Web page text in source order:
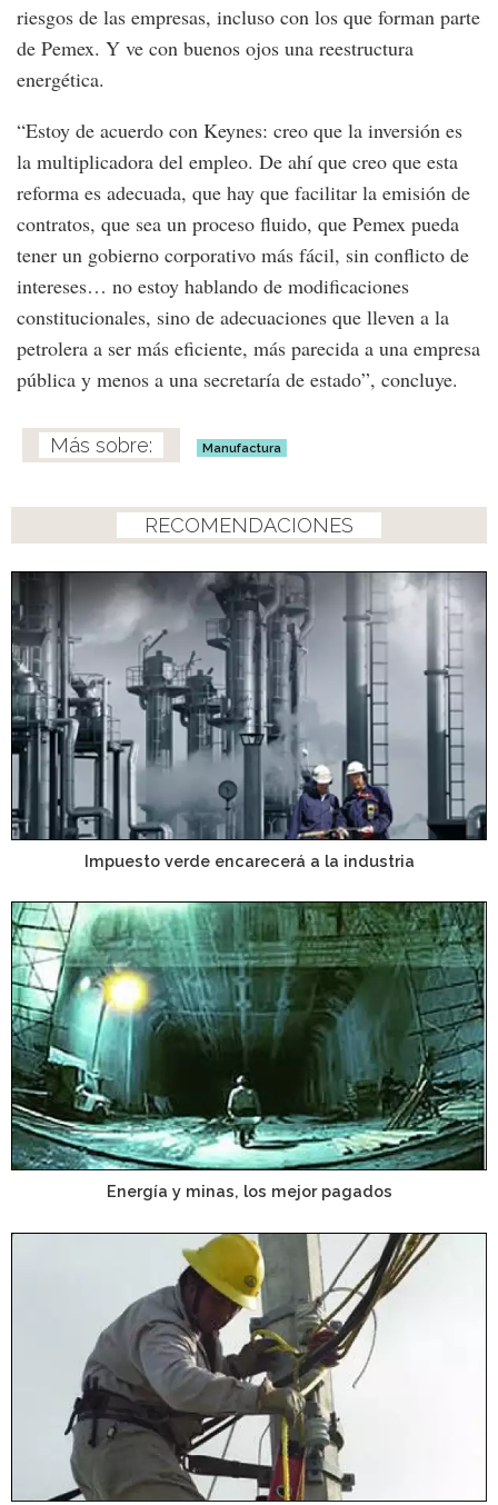
riesgos de las empresas, incluso con los que forman parte
de Pemex. Y ve con buenos ojos una reestructura
energética.
“Estoy de acuerdo con Keynes: creo que la inversión es
la multiplicadora del empleo. De ahí que creo que esta
reforma es adecuada, que hay que facilitar la emisión de
contratos, que sea un proceso fluido, que Pemex pueda
tener un gobierno corporativo más fácil, sin conflicto de
intereses… no estoy hablando de modificaciones
constitucionales, sino de adecuaciones que lleven a la
petrolera a ser más eficiente, más parecida a una empresa
pública y menos a una secretaría de estado”, concluye.
Manufactura
RECOMENDACIONES
Impuesto verde encarecerá a la industria
Energía y minas, los mejor pagados